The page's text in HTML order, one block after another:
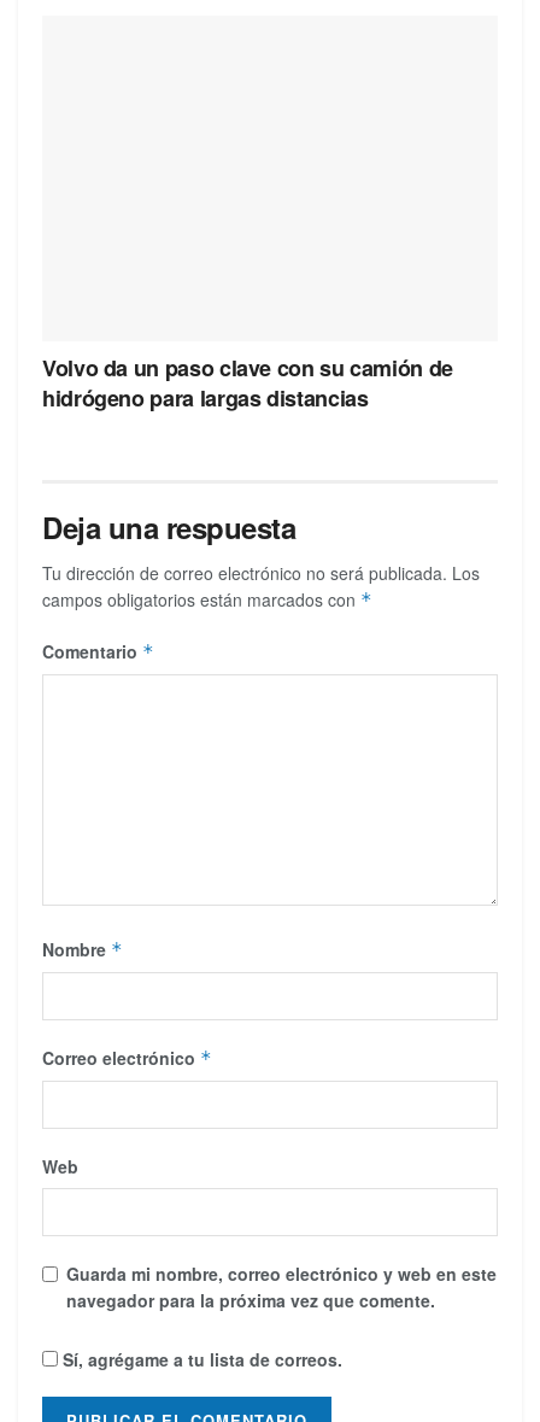
Volvo da un paso clave con su camión de
hidrógeno para largas distancias
Deja una respuesta
Tu dirección de correo electrónico no será publicada. Los
campos obligatorios están marcados con *
Comentario *
Nombre *
Correo electrónico *
Web
Guarda mi nombre, correo electrónico y web en este
navegador para la próxima vez que comente.
Sí, agrégame a tu lista de correos.